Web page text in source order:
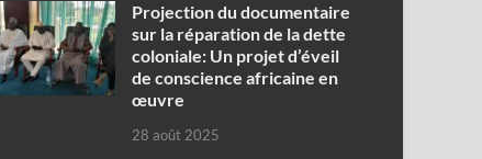
Projection du documentaire
sur la réparation de la dette
coloniale: Un projet d’éveil
de conscience africaine en
œuvre‎
28 août 2025